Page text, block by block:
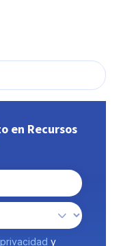
en Recursos
y